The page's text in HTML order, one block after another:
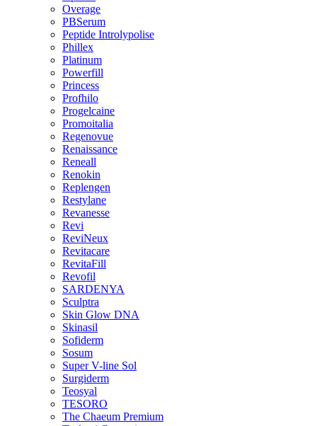
Overage
PBSerum
Peptide Introlypolise
Phillex
Platinum
Powerfill
Princess
Profhilo
Progelcaine
Promoitalia
Regenovue
Renaissance
Reneall
Renokin
Replengen
Restylane
Revanesse
Revi
ReviNeux
Revitacare
RevitaFill
Revofil
SARDENYA
Sculptra
Skin Glow DNA
Skinasil
Sofiderm
Sosum
Super V-line Sol
Surgiderm
Teosyal
TESORO
The Chaeum Premium